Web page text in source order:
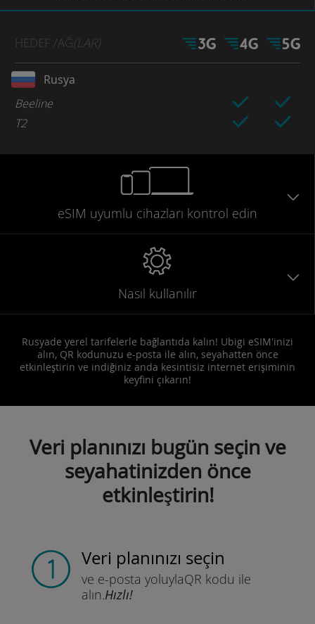
HEDEF /AĞ(LAR)
Rusya
Beeline
T2
eSIM uyumlu cihazları kontrol edin
Nasıl kullanılır
Rusyade yerel tarifelerle bağlantıda kalın! Ubigi eSIM'inizi
alın, QR kodunuzu e-posta ile alın, seyahatten önce
etkinleştirin ve indiğiniz anda kesintisiz internet erişiminin
keyfini çıkarın!
Veri planınızı bugün seçin ve
seyahatinizden önce
etkinleştirin!
Veri planınızı seçin
ve e-posta yoluylaQR kodu ile
alın.Hızlı!